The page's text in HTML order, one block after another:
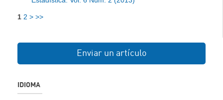
1 2 > >>
Enviar un artículo
IDIOMA